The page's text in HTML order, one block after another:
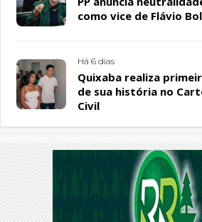
como vice de Flávio
Há 6 dias
Quixaba realiza
de sua história no
Civil